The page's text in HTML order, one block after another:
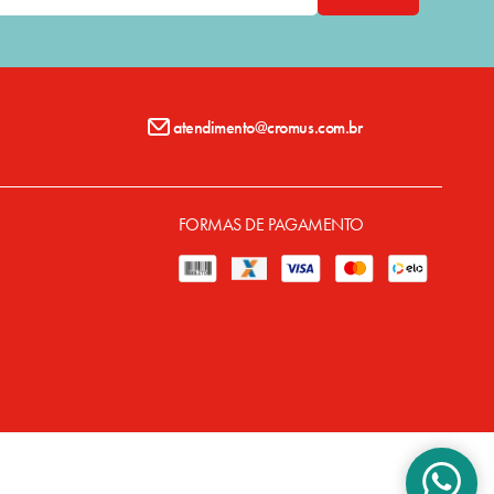
atendimento@cromus.com.br
FORMAS DE PAGAMENTO